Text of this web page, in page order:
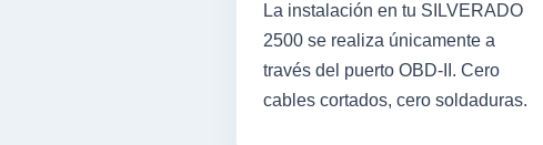
La instalación en tu SILVERADO
2500 se realiza únicamente a
través del puerto OBD-II. Cero
cables cortados, cero soldaduras.